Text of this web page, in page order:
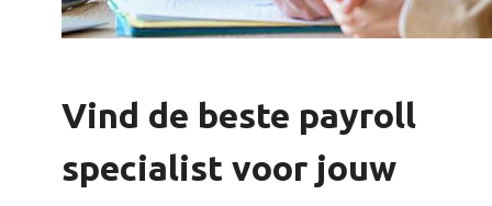
Vind de beste payroll
specialist voor jouw